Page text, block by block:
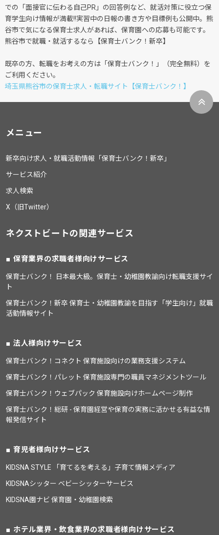
での「面接官に伝わる自己PR」の回答例など、就活対策に役立つ保
育学生向け情報が満載!!実習中の日報の書き方や目標例も公開中。熊
谷市で気になる保育士求人があれば、保育園への応募も可能です。
熊谷市で就職・就活するなら【保育士バンク！新卒】
既卒の方、転職をお考えの方は「保育士バンク！」（完全無料）を
ご利用ください。
埼玉県熊谷市の保育士求人・転職サイト【保育士バンク！】
メニュー
新卒向け求人・就職活動情報「保育士バンク！新卒」
サービス紹介
求人検索
X（旧Twitter）
ネクストビートの関連サービス
保育業界の求職者様向けサービス
保育士バンク！ 日本最大級。保育士・幼稚園教諭向け転職支援サイ
ト
保育士バンク！新卒 保育士・幼稚園教諭を目指す「学生向け」就職
活動情報サイト
法人様向けサービス
保育士バンク！コネクト 保育施設向けの業務支援システム
保育士バンク！パレット 保育施設専門の職員マネジメントツール
保育士バンク！ウェブパック 保育施設向けホームページ制作
保育士バンク！総研 - 保育園経営や保育の実務に活かせる有益な情
報発信サイト
育児者様向けサービス
KIDSNA STYLE 「育てるを考える」子育て情報メディア
KIDSNAシッター ベビーシッターサービス
KIDSNA園ナビ 保育園・幼稚園検索
ホテル業界・飲食業界の求職者様向けサービス